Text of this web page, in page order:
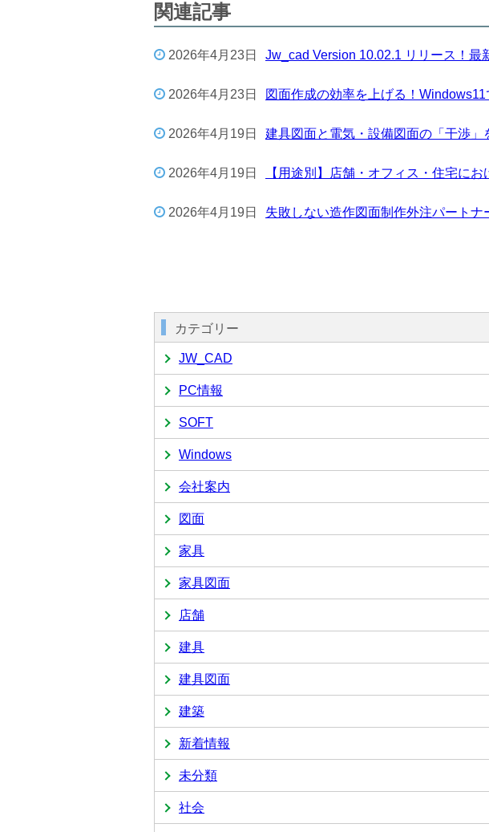
関連記事
2026年4月23日 Jw_cad Version 10.02.1 リリース！最
2026年4月23日 図面作成の効率を上げる！
2026年4月19日 建具図面と電気・設備図面の「干渉
2026年4月19日 【用途別】店舗・オフィス・住宅に
2026年4月19日 失敗しない造作図面制作外注パート
カテゴリー
JW_CAD
PC情報
SOFT
Windows
会社案内
図面
家具
家具図面
店舗
建具
建具図面
建築
新着情報
未分類
社会